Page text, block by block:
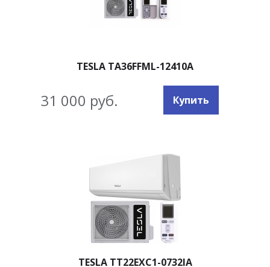
TESLA TA36FFML-12410A
31 000 руб. Купить
TESLA TT22EXC1-0732IA